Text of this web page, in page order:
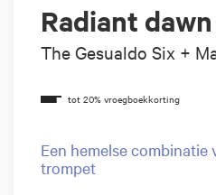
Radiant dawn
The Gesualdo Six +
Een hemelse combinatie
trompet